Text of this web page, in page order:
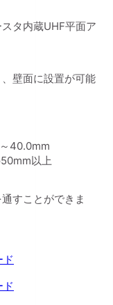
タ内蔵UHF平面ア
壁面に設置が可能
40.0mm
以上
すことができま